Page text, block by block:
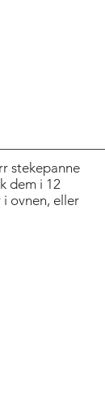
stekepanne
dem i 12
ovnen, eller